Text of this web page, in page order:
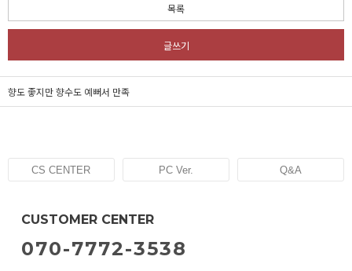
목록
글쓰기
향도 좋지만 향수도 예뻐서 만족
CS CENTER PC Ver. Q&A
CUSTOMER CENTER
070-7772-3538